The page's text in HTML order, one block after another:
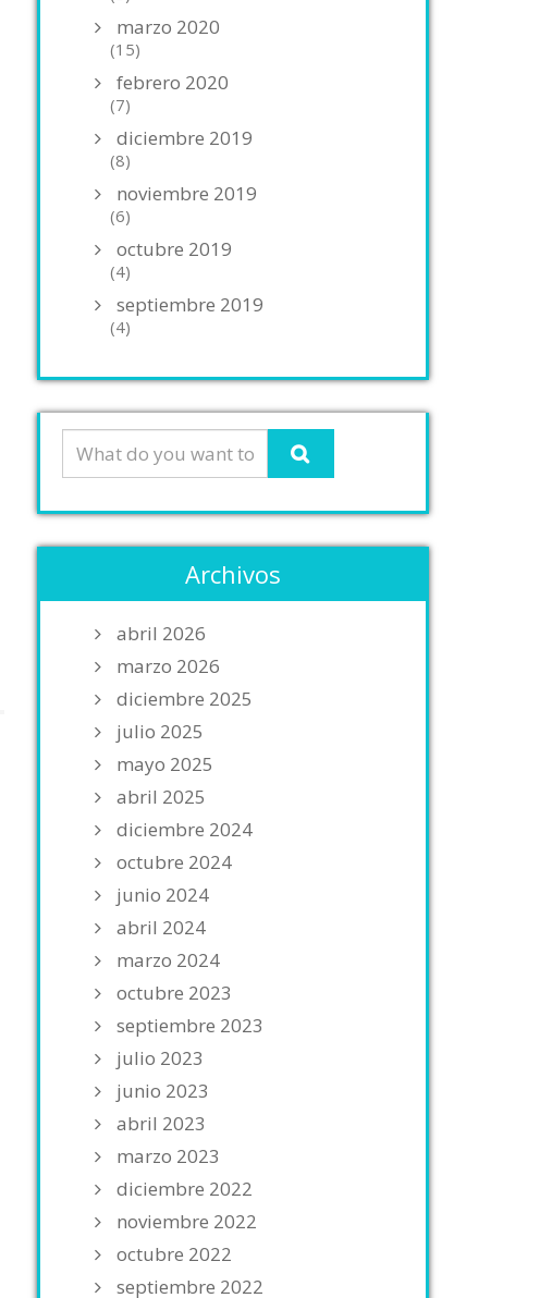
marzo 2020
(15)
febrero 2020
(7)
diciembre 2019
(8)
noviembre 2019
(6)
octubre 2019
(4)
septiembre 2019
(4)
Archivos
abril 2026
marzo 2026
diciembre 2025
julio 2025
mayo 2025
abril 2025
diciembre 2024
octubre 2024
junio 2024
abril 2024
marzo 2024
octubre 2023
septiembre 2023
julio 2023
junio 2023
abril 2023
marzo 2023
diciembre 2022
noviembre 2022
octubre 2022
septiembre 2022